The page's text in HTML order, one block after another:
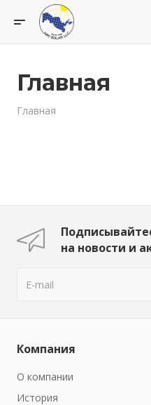
Главная
Главная
на новости и
Компания
О компании
История